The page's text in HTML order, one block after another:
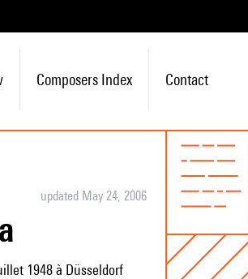
Composers Index Contact
updated May 24, 2006
1948 à Düsseldorf